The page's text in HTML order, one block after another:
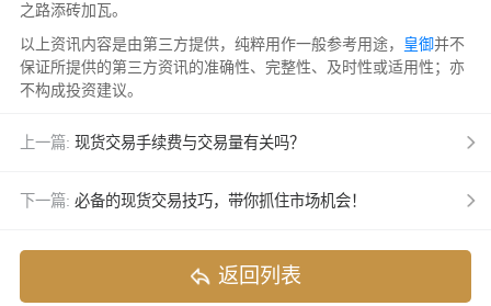
之路添砖加瓦。
以上资讯内容是由第三方提供，纯粹用作一般参考用途， 皇御并不
保证所提供的第三方资讯的准确性、完整性、及时性或适用性；亦
不构成投资建议。
上一篇: 现货交易手续费与交易量有关吗？
下一篇: 必备的现货交易技巧，带你抓住市场机会！
返回列表